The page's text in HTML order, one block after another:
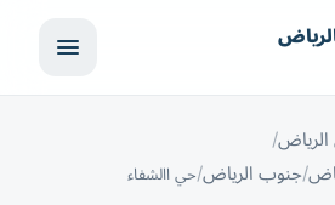
جنوب الرياض حي االشفاء